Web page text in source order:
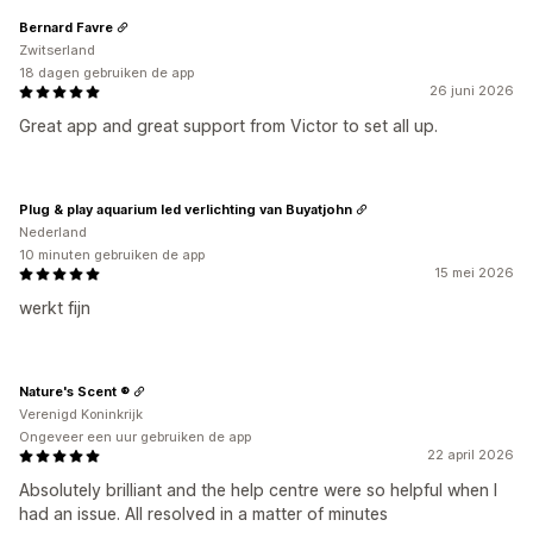
26 juni 2026
Great app and great support from Victor to set all up.
Bernard Favre
Zwitserland
18 dagen gebruiken de app
15 mei 2026
werkt fijn
Plug & play aquarium led verlichting van Buyatjohn
Nederland
10 minuten gebruiken de app
22 april 2026
Absolutely brilliant and the help centre were so helpful when I
had an issue. All resolved in a matter of minutes
Nature's Scent ®
Verenigd Koninkrijk
Ongeveer een uur gebruiken de app